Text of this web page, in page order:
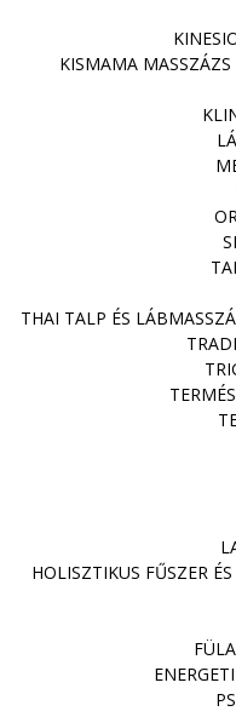
KISMAMA
THAI TALP ÉS
HOLISZTIKUS FŰSZER